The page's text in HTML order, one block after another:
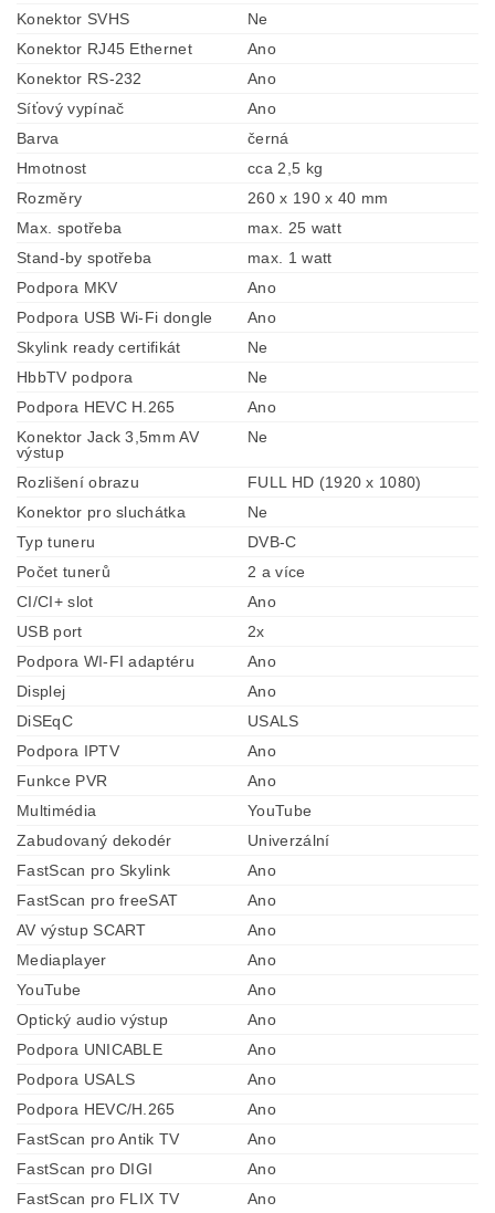
Konektor SVHS
Ne
Konektor RJ45 Ethernet
Ano
Konektor RS-232
Ano
Síťový vypínač
Ano
Barva
černá
Hmotnost
cca 2,5 kg
Rozměry
260 x 190 x 40 mm
Max. spotřeba
max. 25 watt
Stand-by spotřeba
max. 1 watt
Podpora MKV
Ano
Podpora USB Wi-Fi dongle
Ano
Skylink ready certifikát
Ne
HbbTV podpora
Ne
Podpora HEVC H.265
Ano
Konektor Jack 3,5mm AV
výstup
Ne
Rozlišení obrazu
FULL HD (1920 x 1080)
Konektor pro sluchátka
Ne
Typ tuneru
DVB-C
Počet tunerů
2 a více
CI/CI+ slot
Ano
USB port
2x
Podpora WI-FI adaptéru
Ano
Displej
Ano
DiSEqC
USALS
Podpora IPTV
Ano
Funkce PVR
Ano
Multimédia
YouTube
Zabudovaný dekodér
Univerzální
FastScan pro Skylink
Ano
FastScan pro freeSAT
Ano
AV výstup SCART
Ano
Mediaplayer
Ano
YouTube
Ano
Optický audio výstup
Ano
Podpora UNICABLE
Ano
Podpora USALS
Ano
Podpora HEVC/H.265
Ano
FastScan pro Antik TV
Ano
FastScan pro DIGI
Ano
FastScan pro FLIX TV
Ano